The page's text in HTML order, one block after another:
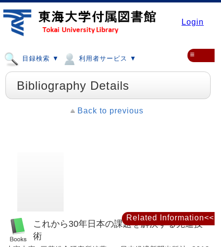
Login
目録検索 ▼ 利用者サービス ▼ ≡
Bibliography Details
Back to previous
これから30年日本の課題を解決する先進技
術
Related Information<<